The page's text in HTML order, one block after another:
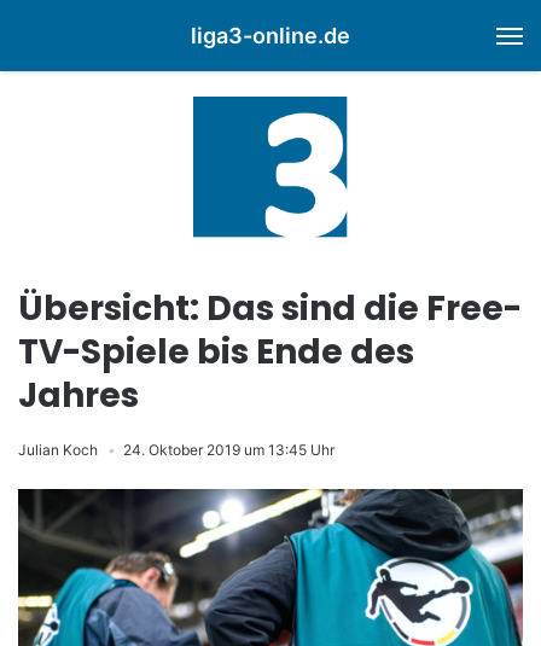
liga3-online.de
Übersicht: Das sind die Free-
TV-Spiele bis Ende des
Jahres
Julian Koch 24. Oktober 2019 um 13:45 Uhr